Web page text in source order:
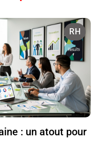
RH
: un atout pour